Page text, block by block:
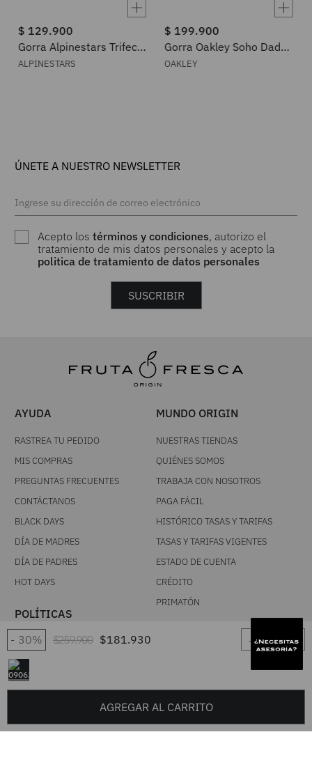
30% $259.900 $181.930 ＋
－
AGREGAR AL CARRITO
$ 129.900
Gorra Alpinestars Trifecta
Snapback
ALPINESTARS
$ 199.900
Gorra Oakley Soho Dad
Hat
OAKLEY
ÚNETE A NUESTRO NEWSLETTER
Acepto lostérminos y condiciones, autorizo el
tratamiento de mis datos personales y acepto la
politica de tratamiento de datos personales
SUSCRIBIR
AYUDA
RASTREA TU PEDIDO
MIS COMPRAS
PREGUNTAS FRECUENTES
CONTÁCTANOS
BLACK DAYS
DÍA DE MADRES
DÍA DE PADRES
HOT DAYS
POLÍTICAS
NUESTROS TÉRMINOS Y
CONDICIONES
POLÍTICA DE CAMBIOS
TRATAMIENTO DE DATOS
TÉRMINOS Y CONDICIONES
PROMOCIONALES
MUNDO ORIGIN
NUESTRAS TIENDAS
QUIÉNES SOMOS
TRABAJA CON NOSOTROS
PAGA FÁCIL
HISTÓRICO TASAS Y TARIFAS
TASAS Y TARIFAS VIGENTES
ESTADO DE CUENTA
CRÉDITO
PRIMATÓN
TIK TOK
YOUTUBE